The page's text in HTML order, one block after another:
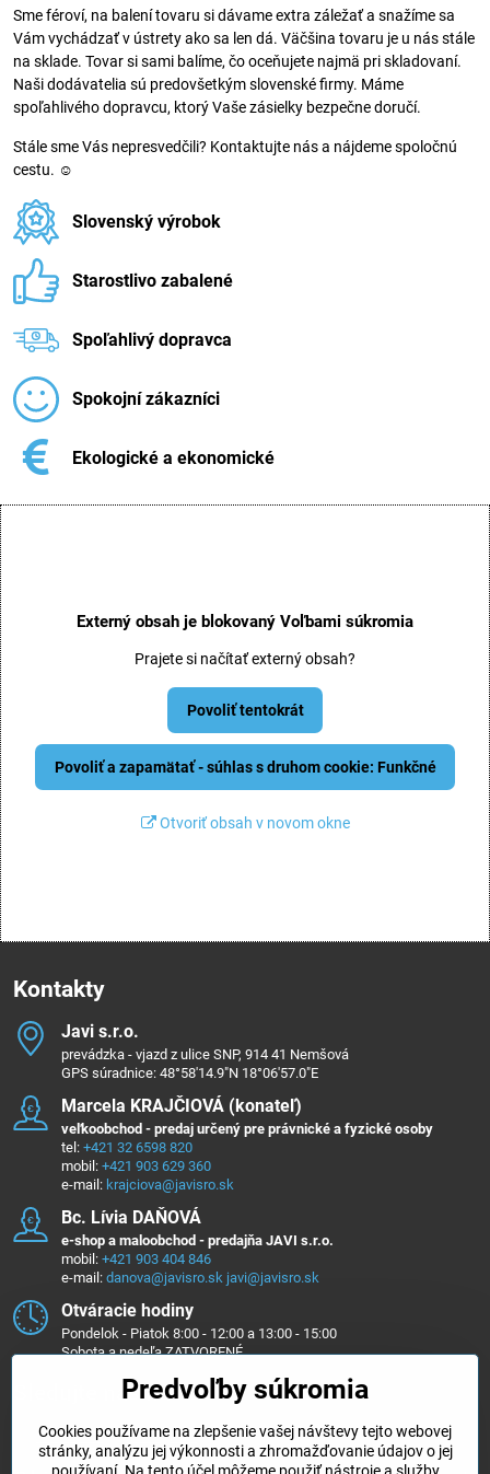
Sme féroví, na balení tovaru si dávame extra záležať a snažíme sa
Vám vychádzať v ústrety ako sa len dá. Väčšina tovaru je u nás stále
na sklade. Tovar si sami balíme, čo oceňujete najmä pri skladovaní.
Naši dodávatelia sú predovšetkým slovenské firmy. Máme
spoľahlivého dopravcu, ktorý Vaše zásielky bezpečne doručí.
Stále sme Vás nepresvedčili? Kontaktujte nás a nájdeme spoločnú
cestu. ☺
Slovenský výrobok
Starostlivo zabalené
Spoľahlivý dopravca
Spokojní zákazníci
Ekologické a ekonomické
Externý obsah je blokovaný Voľbami súkromia
Prajete si načítať externý obsah?
Povoliť tentokrát
Povoliť a zapamätať - súhlas s druhom cookie: Funkčné
Otvoriť obsah v novom okne
Kontakty
Javi s​.r​.o​.
prevádzka - vjazd z ulice SNP, 914 41 Nemšová
GPS súradnice: 48°58'14.9"N 18°06'57.0"E
Marcela KRAJČIOVÁ (konateľ)
veľkoobchod - predaj určený pre právnické a fyzické osoby
tel: +421 32 6598 820
mobil: +421 903 629 360
e-mail: krajciova@javisro.sk
Bc​. Lívia DAŇOVÁ
e-shop a maloobchod - predajňa JAVI s.r.o.
mobil: +421 903 404 846
e-mail: danova@javisro.sk javi@javisro.sk
Otváracie hodiny
Pondelok - Piatok 8:00 - 12:00 a 13:00 - 15:00
Sobota a nedeľa ZATVORENÉ
Sledujte nás na ...
Facebook Instagram
Predvoľby súkromia
Cookies používame na zlepšenie vašej návštevy tejto webovej
stránky, analýzu jej výkonnosti a zhromažďovanie údajov o jej